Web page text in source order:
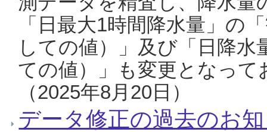
「日最大1時間降水量」の
しての値）」及び「日降
ての値）」も変更となっ
（2025年8月20日）
データ修正の過去のお